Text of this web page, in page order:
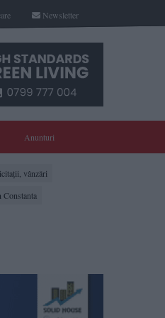
Newsletter
Anunturi
vânzări
Constanta